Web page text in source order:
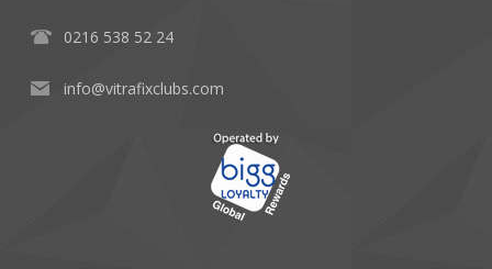
0216 538 52 24
info@vitrafixclubs.com